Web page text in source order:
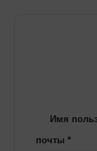
Имя
почты*